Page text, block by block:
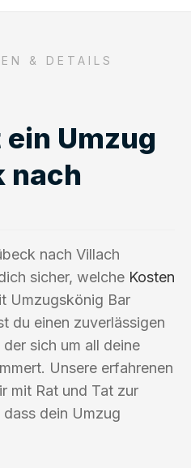
& DETAILS
Umzug
nach
nach Villach
sicher, welche Kosten
Umzugskönig Bar
du einen zuverlässigen
sich um all deine
Unsere erfahrenen
mit Rat und Tat zur
dein Umzug